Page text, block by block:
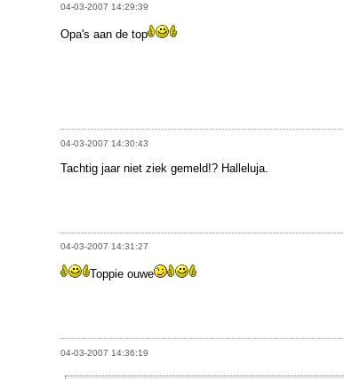
04-03-2007 14:29:39
Opa's aan de top
04-03-2007 14:30:43
Tachtig jaar niet ziek gemeld!? Halleluja.
04-03-2007 14:31:27
Toppie ouwe
04-03-2007 14:36:19